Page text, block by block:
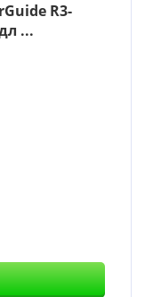
R3-
...